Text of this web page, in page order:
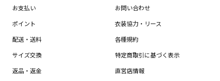
お支払い
ポイント
配送・送料
サイズ交換
返品・返金
お問い合わせ
衣装協力・リース
各種規約
特定商取引に基づく表示
直営店情報